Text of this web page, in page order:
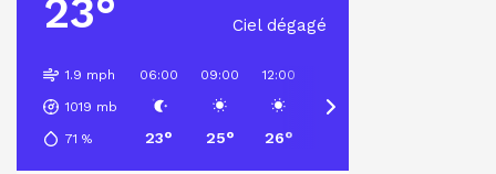
23° Ciel dégagé
1.9 mph
1019 mb
71 %
06:00
23°
09:00
25°
12:00
26°